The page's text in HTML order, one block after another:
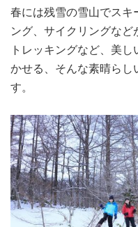
春には残雪の雪山でスキ
ング、サイクリングな
トレッキングなど、美
かせる、そんな素晴らし
す。